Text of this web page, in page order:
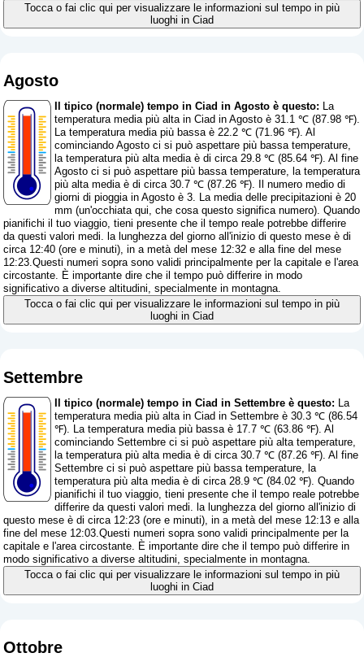
Tocca o fai clic qui per visualizzare le informazioni sul tempo in più
luoghi in Ciad
Agosto
Il tipico (normale) tempo in Ciad in Agosto è questo: La
temperatura media più alta in Ciad in Agosto è 31.1 ℃ (87.98 ℉).
La temperatura media più bassa è 22.2 ℃ (71.96 ℉). Al
cominciando Agosto ci si può aspettare più bassa temperature,
la temperatura più alta media è di circa 29.8 ℃ (85.64 ℉). Al fine
Agosto ci si può aspettare più bassa temperature, la temperatura
più alta media è di circa 30.7 ℃ (87.26 ℉). Il numero medio di
giorni di pioggia in Agosto è 3. La media delle precipitazioni è 20
mm (un'occhiata qui, che cosa questo significa numero). Quando
pianifichi il tuo viaggio, tieni presente che il tempo reale potrebbe differire
da questi valori medi. la lunghezza del giorno all'inizio di questo mese è di
circa 12:40 (ore e minuti), in a metà del mese 12:32 e alla fine del mese
12:23.Questi numeri sopra sono validi principalmente per la capitale e l'area
circostante. È importante dire che il tempo può differire in modo
significativo a diverse altitudini, specialmente in montagna.
Tocca o fai clic qui per visualizzare le informazioni sul tempo in più
luoghi in Ciad
Settembre
Il tipico (normale) tempo in Ciad in Settembre è questo: La
temperatura media più alta in Ciad in Settembre è 30.3 ℃ (86.54
℉). La temperatura media più bassa è 17.7 ℃ (63.86 ℉). Al
cominciando Settembre ci si può aspettare più alta temperature,
la temperatura più alta media è di circa 30.7 ℃ (87.26 ℉). Al fine
Settembre ci si può aspettare più bassa temperature, la
temperatura più alta media è di circa 28.9 ℃ (84.02 ℉). Quando
pianifichi il tuo viaggio, tieni presente che il tempo reale potrebbe
differire da questi valori medi. la lunghezza del giorno all'inizio di
questo mese è di circa 12:23 (ore e minuti), in a metà del mese 12:13 e alla
fine del mese 12:03.Questi numeri sopra sono validi principalmente per la
capitale e l'area circostante. È importante dire che il tempo può differire in
modo significativo a diverse altitudini, specialmente in montagna.
Tocca o fai clic qui per visualizzare le informazioni sul tempo in più
luoghi in Ciad
Ottobre